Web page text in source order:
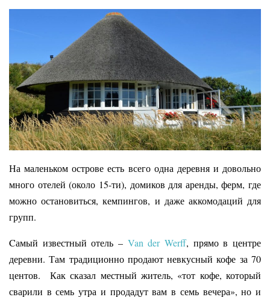
На маленьком острове есть всего одна деревня и довольно
много отелей (около 15-ти), домиков для аренды, ферм, где
можно остановиться, кемпингов, и даже аккомодаций для
групп.
Cамый известный отель – Van der Werff, прямо в центре
деревни. Там традиционно продают невкусный кофе за 70
центов. Как сказал местный житель, «тот кофе, который
сварили в семь утра и продадут вам в семь вечера», но и